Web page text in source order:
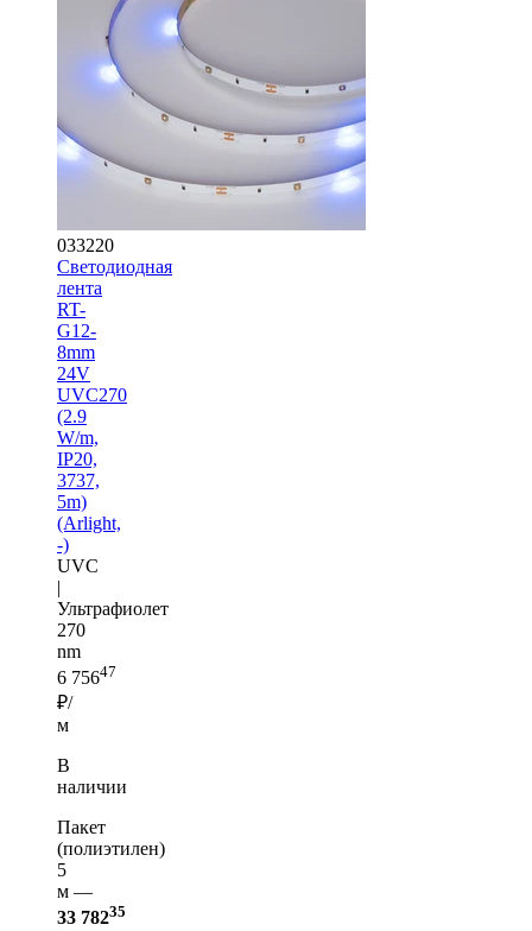
033220
Светодиодная
лента
RT-
G12-
8mm
24V
UVC270
(2.9
W/m,
IP20,
3737,
5m)
(Arlight,
-)
UVC
|
Ультрафиолет
270
nm
6 75647
₽/
м
В
наличии
Пакет
(полиэтилен)
5
м —
33 78235